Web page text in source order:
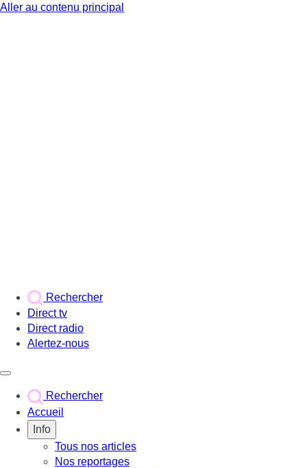
Aller au contenu principal
Rechercher
Direct tv
Direct radio
Alertez-nous
Rechercher
Accueil
Info
Tous nos articles
Nos reportages